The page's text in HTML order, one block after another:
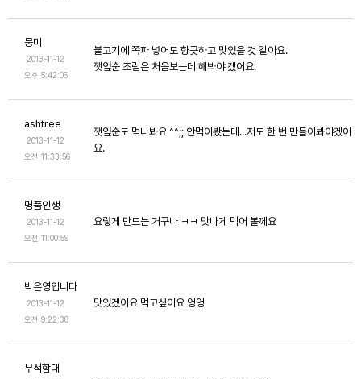
뭉미
2013-11-12
오후 5:42:06
불고기에 쪽파 넣어도 향긋하고 맛있을 것 같아요.
깻잎순 조림은 처음보는데 해봐야 겠어요.
ashtree
2013-11-12
오전 11:33:56
깻잎순도 먹나봐요 ^^;; 안먹어봤는데...저도 한 번 만들어봐야겠어
요.
명품인생
2013-11-12
오전 11:00:59
요렇게 만드는 거구나 ㅋㅋ 맛나게 먹어 볼께요
박은영입니다
2013-11-12
오전 9:22:38
맛있겠어요 먹고싶어요 엉엉
무적함대